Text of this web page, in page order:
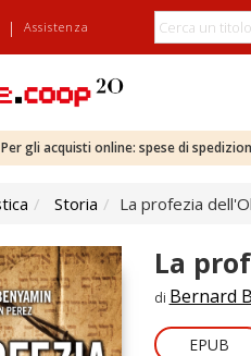
| Assistenza
Per gli acquisti online: spese di
Storia La profezia
La
di Bernard
EPUB